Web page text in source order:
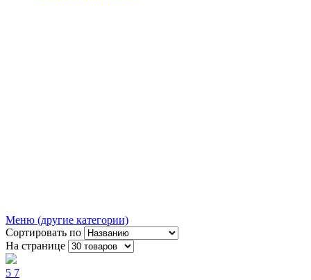
Меню (другие категории)
Сортировать по
На странице
5 7